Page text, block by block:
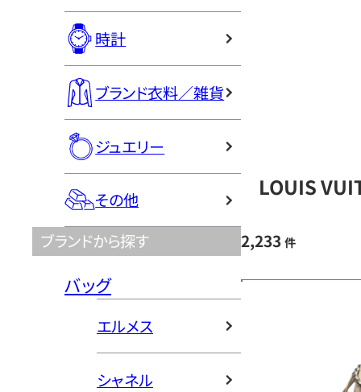
時計
ブランド衣料／雑貨
ジュエリー
その他
ブランドから探す
バッグ
エルメス
シャネル
LOUIS
2,233 件